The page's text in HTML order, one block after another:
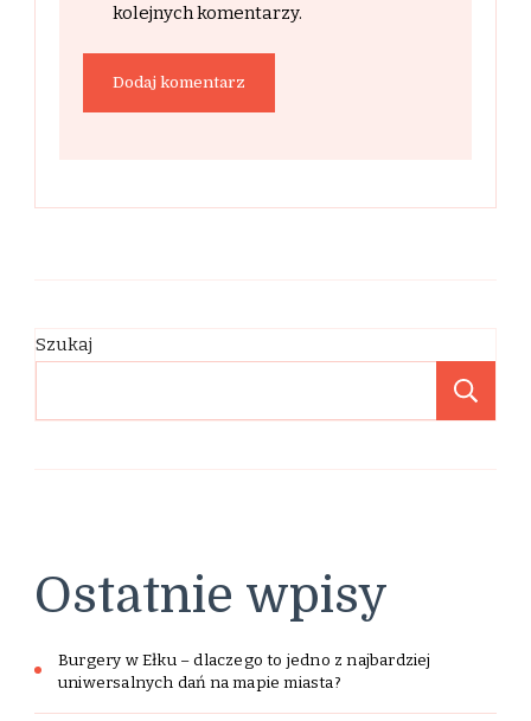
kolejnych komentarzy.
Szukaj
Ostatnie wpisy
Burgery w Ełku – dlaczego to jedno z najbardziej
uniwersalnych dań na mapie miasta?